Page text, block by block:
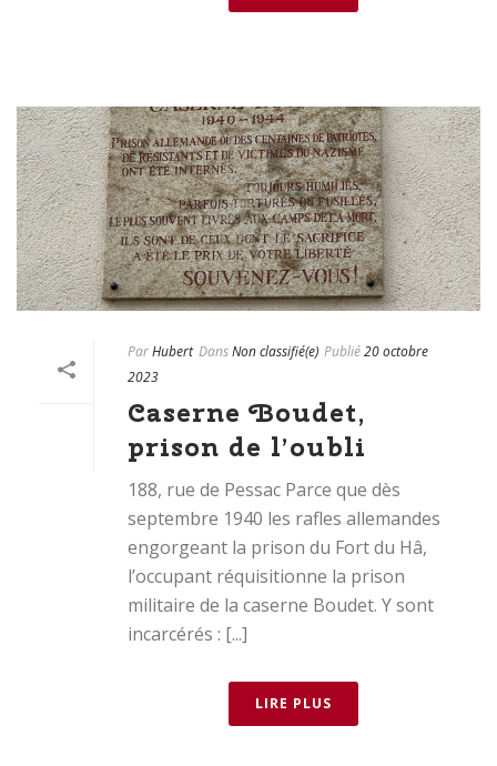
ParHubert DansNon classifié(e) Publié20 octobre
2023
Caserne Boudet,
prison de l’oubli
188, rue de Pessac Parce que dès
septembre 1940 les rafles allemandes
engorgeant la prison du Fort du Hâ,
l’occupant réquisitionne la prison
militaire de la caserne Boudet. Y sont
incarcérés : [...]
LIRE PLUS